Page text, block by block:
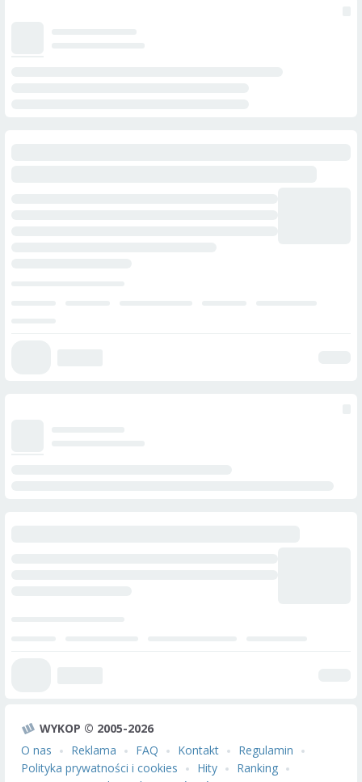
WYKOP © 2005-2026
O nas
Reklama FAQ Kontakt
Regulamin
Polityka prywatności i cookies
Hity
Ranking